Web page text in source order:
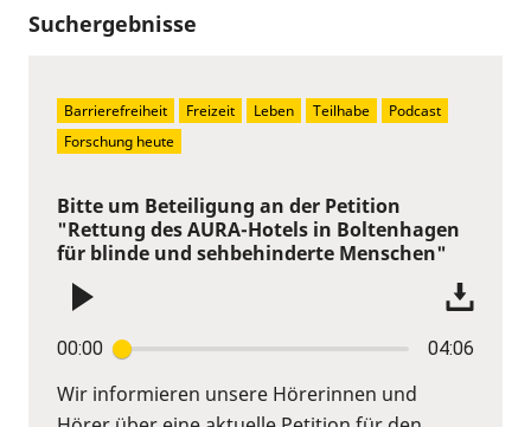
Suchergebnisse
Bitte um Beteiligung an der Petition
"Rettung des AURA-Hotels in Boltenhagen
für blinde und sehbehinderte Menschen"
00:00 04:06
Wir informieren unsere Hörerinnen und
Barrierefreiheit Freizeit Leben Teilhabe
Podcast
Forschung heute